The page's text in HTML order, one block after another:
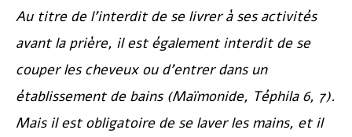
Au titre de l’interdit de se livrer à ses activités
avant la prière, il est également interdit de se
couper les cheveux ou d’entrer dans un
établissement de bains (Maïmonide, Téphila 6, 7).
Mais il est obligatoire de se laver les mains, et il